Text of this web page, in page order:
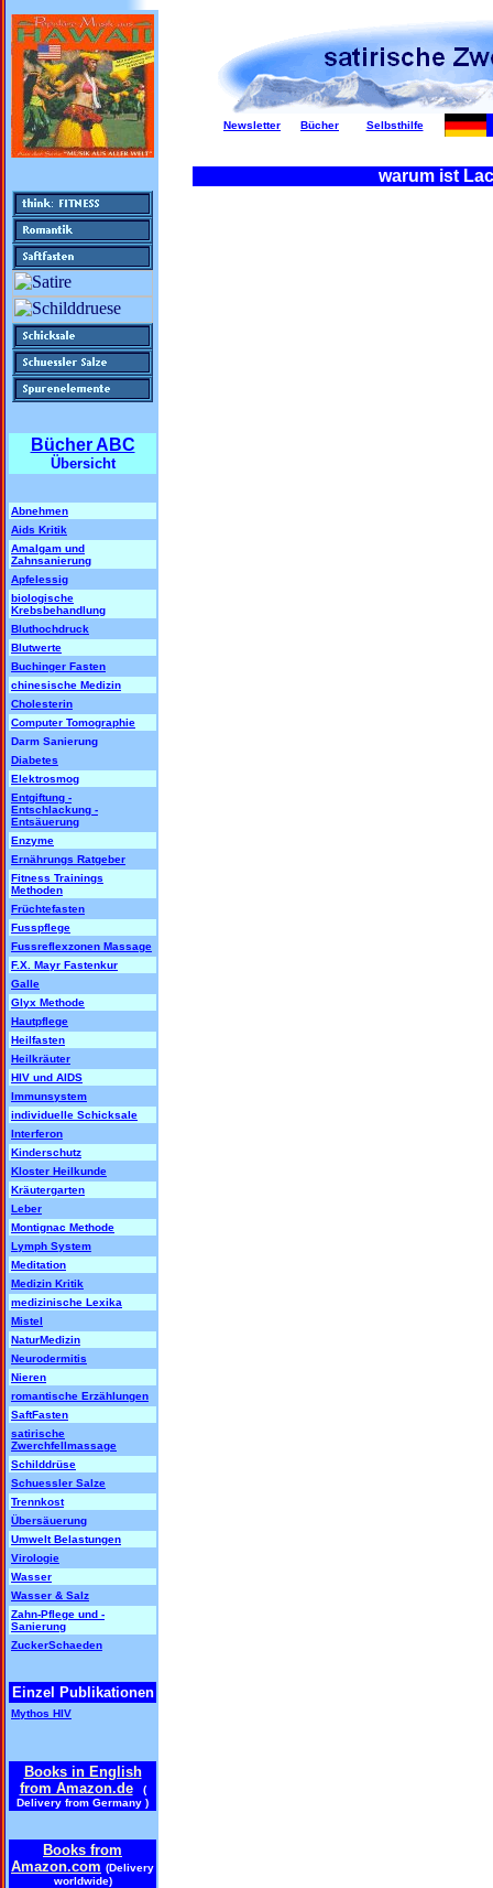
Bücher ABC
Übersicht
Abnehmen
Aids Kritik
Amalgam und
Zahnsanierung
Apfelessig
biologische
Krebsbehandlung
Bluthochdruck
Blutwerte
Buchinger Fasten
chinesische Medizin
Cholesterin
Computer Tomographie
Darm Sanierung
Diabetes
Elektrosmog
Entgiftung -
Entschlackung -
Entsäuerung
Enzyme
Ernährungs Ratgeber
Fitness Trainings
Methoden
Früchtefasten
Fusspflege
Fussreflexzonen Massage
F.X. Mayr Fastenkur
Galle
Glyx Methode
Hautpflege
Heilfasten
Heilkräuter
HIV und AIDS
Immunsystem
individuelle Schicksale
Interferon
Kinderschutz
Kloster Heilkunde
Kräutergarten
Leber
Montignac Methode
Lymph System
Meditation
Medizin Kritik
medizinische Lexika
Mistel
NaturMedizin
Neurodermitis
Nieren
romantische Erzählungen
SaftFasten
satirische
Zwerchfellmassage
Schilddrüse
Schuessler Salze
Trennkost
Übersäuerung
Umwelt Belastungen
Virologie
Wasser
Wasser & Salz
Zahn-Pflege und -
Sanierung
ZuckerSchaeden
Einzel Publikationen
Mythos HIV
Books in English
from Amazon.de(
Delivery from Germany )
Books from
Amazon.com (Delivery
worldwide)
Newsletter Bücher Selbsthilfe
warum ist